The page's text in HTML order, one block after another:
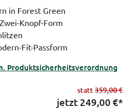
in Forest Green
Knopf-Form
Fit-Passform
Produktsicherheitsverordnung
statt359,00 €
jetzt 249,00 €*